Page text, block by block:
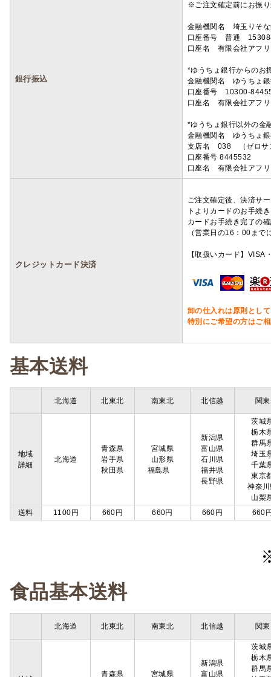
銀行振込
※ご注文確定前にお振
金融機関名 埼玉りそ
口座番号 普通
口座名 有限会社アフ
*ゆうちょ銀行からのお
金融機関名 ゆうちょ
口座番号 10300-
口座名 有限会社アフ
*ゆうちょ銀行以外の金
金融機関名 ゆうちょ
支店名 038 （ゼロサ
口座番号 8445532
口座名 有限会社アフ
クレジットカード決済
ご注文確定後、決済サ
トよりカードのお手続
カードお手続き完了の
（営業日の16：00ま
【取扱いカード】
卸の仕入れは原則とし
特別にご希望の方はご
基本送料
北海道 北東北 南東北 北信越 関東
地域
詳細
北海道
青森県
岩手県
秋田県
宮城県
山形県
福島県
新潟県
富山県
石川県
福井県
長野県
茨城
栃木
群馬
埼玉
千葉
東京
神奈
山梨
送料
1100円 660円 660円 660円 660
食品基本送料
北海道 北東北 南東北 北信越 関東
青森県 宮城県
新潟県
富山県
茨城
栃木
群馬